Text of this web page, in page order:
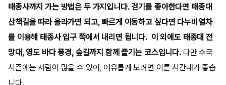
태종사까지 가는 방법은 두 가지입니다. 걷기를 좋아한다면 태종대
산책길을 따라 올라가면 되고, 빠르게 이동하고 싶다면 다누비열차
를 이용해 태종사 입구 쪽에서 내리면 됩니다. 이 외에도 태종대 전
망대, 영도 바다 풍경, 숲길까지 함께 즐기는 코스입니다. 다만 수국
시즌에는 사람이 많을 수 있어, 여유롭게 보려면 이른 시간대가 좋습
니다.